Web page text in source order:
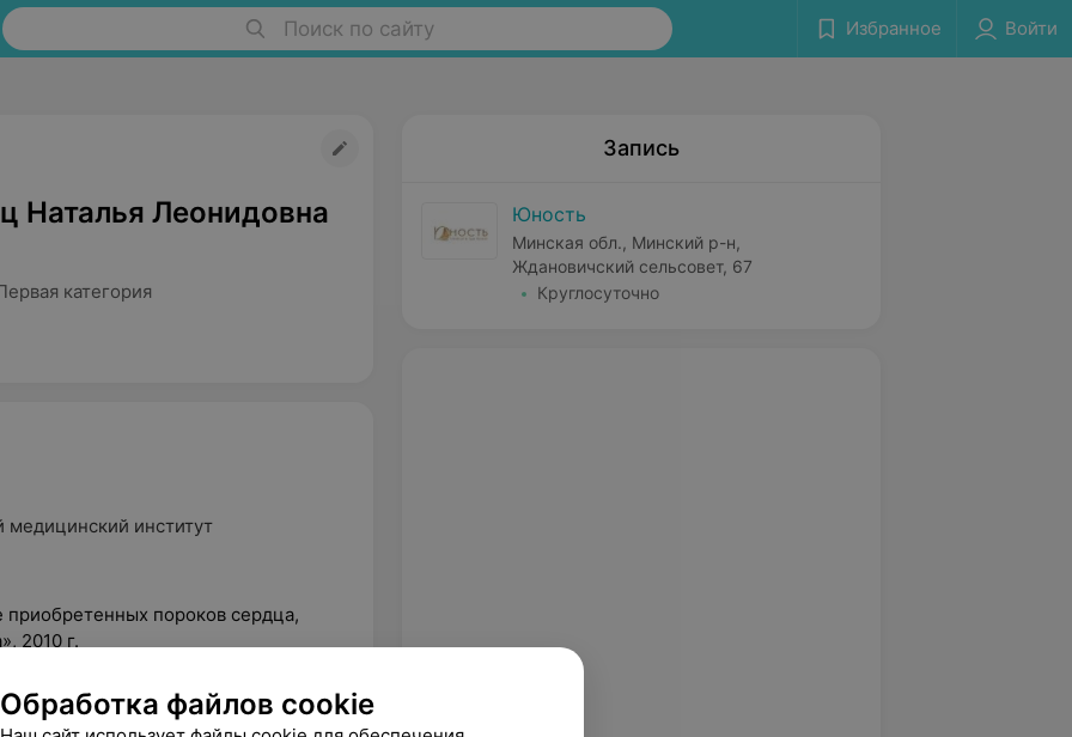
Поиск по сайту Избранное Войти
Наталья Леонидовна
категория
медицинский институт
приобретенных пороков сердца,
2010 г.
экстракранильного отдела
нижних конечностей» 2012 г.
Запись
Юность
Минская обл., Минский р-н,
Ждановичский сельсовет, 67
Круглосуточно
Обработка файлов cookie